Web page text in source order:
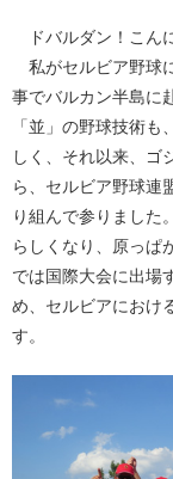
ドバルダン！こん
私がセルビア野球
事でバルカン半島に
「並」の野球技術
しく、それ以来、ゴ
ら、セルビア野球連
り組んで参りました
らしくなり、原っぱ
では国際大会に出場
め、セルビアにおけ
す。